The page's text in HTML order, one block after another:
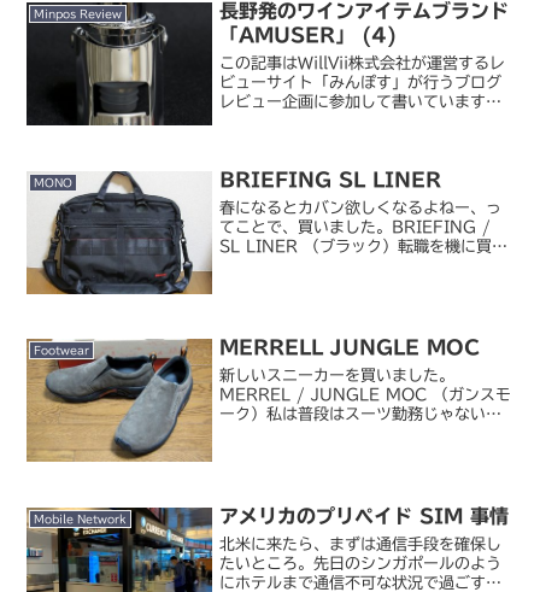
Minpos Review
長野発のワインアイテムブランド
「AMUSER」 (4)
この記事はWillVii株式会社が運営するレ
ビューサイト「みんぽす」が行うブログ
レビュー企画に参加して書いています。
記事の内容に対する...
MONO BRIEFING SL LINER
春になるとカバン欲しくなるよねー、っ
てことで、買いました。BRIEFING /
SL LINER （ブラック）転職を機に買っ
Footwear MERRELL JUNGLE MOC
新しいスニーカーを買いました。
MERREL / JUNGLE MOC （ガンスモ
ーク）私は普段はスーツ勤務じゃないこ
Mobile Network アメリカのプリペイド SIM 事情
北米に来たら、まずは通信手段を確保し
たいところ。先日のシンガポールのよう
にホテルまで通信不可な状況で過ごすの